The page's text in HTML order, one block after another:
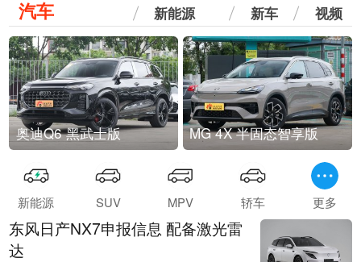
汽车 新能源 新车 视频
奥迪Q6 黑武士版 MG 4X 半固态智享版
新能源 SUV MPV 轿车 更多
东风日产NX7申报信息 配备激光雷
达